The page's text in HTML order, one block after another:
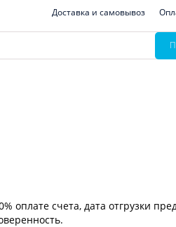
Доставка и самовывоз
счета, дата отгрузки